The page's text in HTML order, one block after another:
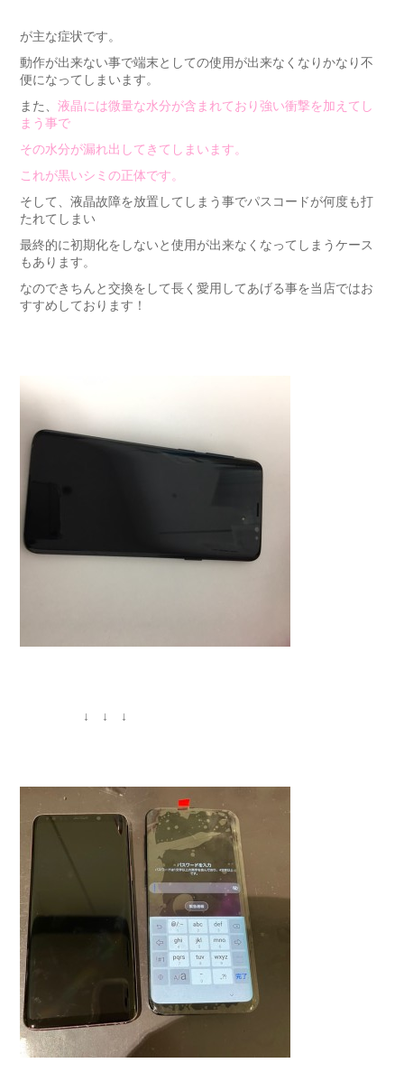
が主な症状です。
動作が出来ない事で端末としての使用が出来なくなりかなり不
便になってしまいます。
また、 液晶には微量な水分が含まれており強い衝撃を加えてし
まう事で
その水分が漏れ出してきてしまいます。
これが黒いシミの正体です。
そして、液晶故障を放置してしまう事でパスコードが何度も打
たれてしまい
最終的に初期化をしないと使用が出来なくなってしまうケース
もあります。
なのできちんと交換をして長く愛用してあげる事を当店ではお
すすめしております！
↓ ↓ ↓